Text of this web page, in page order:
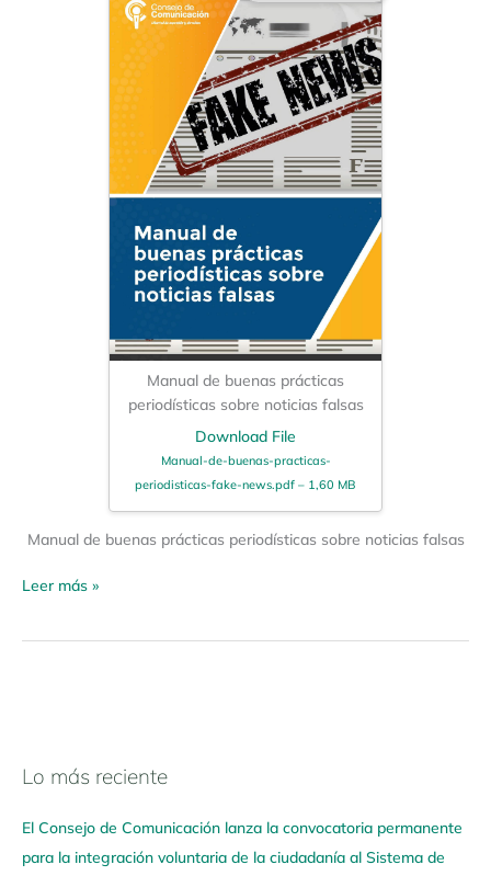
Manual de buenas prácticas
periodísticas sobre noticias falsas
Download File
Manual-de-buenas-practicas-
periodisticas-fake-news.pdf – 1,60 MB
Manual de buenas prácticas periodísticas sobre noticias falsas
Leer más »
Lo más reciente
El Consejo de Comunicación lanza la convocatoria permanente
para la integración voluntaria de la ciudadanía al Sistema de
N
v
e